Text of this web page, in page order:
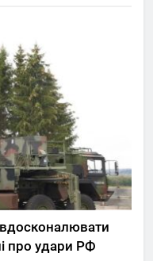
про удари РФ